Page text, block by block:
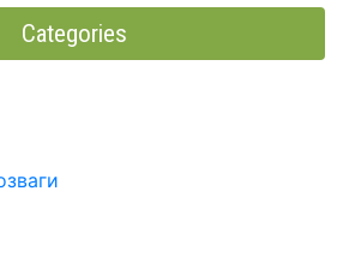
Categories